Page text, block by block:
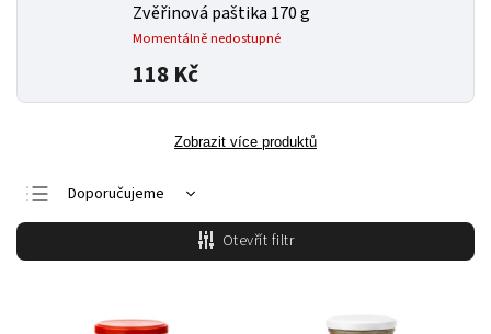
Zvěřinová paštika 170 g
Momentálně nedostupné
118 Kč
Zobrazit více produktů
Doporučujeme
Nejlevnější
Nejdražší
Otevřít filtr